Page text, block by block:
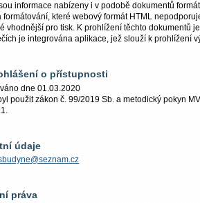
informace nabízeny i v podobě dokumentů
které webový formát HTML
vhodnější pro tisk. K prohlížení těchto dokumentů
je integrována aplikace, jež slouží k prohlížení
o přístupnosti
dne 01.03.2020
použit zákon č. 99/2019 Sb. a metodický pokyn
údaje
práva